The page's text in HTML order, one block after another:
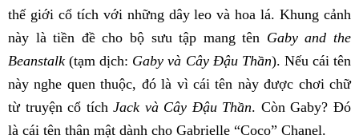
thế giới cổ tích với những dây leo và hoa lá. Khung cảnh
này là tiền đề cho bộ sưu tập mang tên Gaby and the
Beanstalk(tạm dịch: Gaby và Cây Đậu Thần). Nếu cái tên
này nghe quen thuộc, đó là vì cái tên này được chơi chữ
từ truyện cổ tíchJack và Cây Đậu Thần. Còn Gaby? Đó
là cái tên thân mật dành cho Gabrielle “Coco” Chanel.